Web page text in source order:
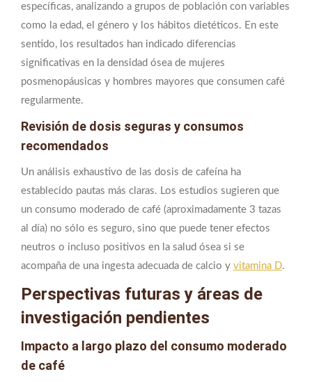
específicas, analizando a grupos de población con variables
como la edad, el género y los hábitos dietéticos. En este
sentido, los resultados han indicado diferencias
significativas en la densidad ósea de mujeres
posmenopáusicas y hombres mayores que consumen café
regularmente.
Revisión de dosis seguras y consumos
recomendados
Un análisis exhaustivo de las dosis de cafeína ha
establecido pautas más claras. Los estudios sugieren que
un consumo moderado de café (aproximadamente 3 tazas
al día) no sólo es seguro, sino que puede tener efectos
neutros o incluso positivos en la salud ósea si se
acompaña de una ingesta adecuada de calcio y vitamina D.
Perspectivas futuras y áreas de
investigación pendientes
Impacto a largo plazo del consumo moderado
de café